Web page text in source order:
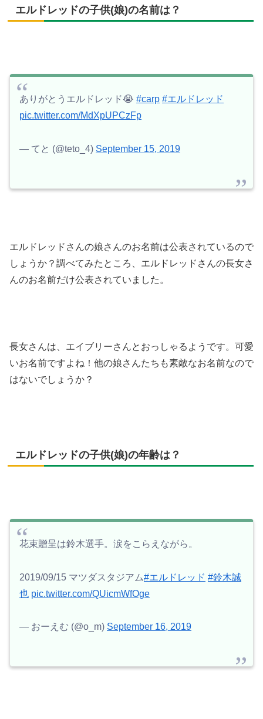
エルドレッドの子供(娘)の名前は？
ありがとうエルドレッド😭 #carp #エルドレッド
pic.twitter.com/MdXpUPCzFp
— てと (@teto_4) September 15, 2019
エルドレッドさんの娘さんのお名前は公表されているので
しょうか？調べてみたところ、エルドレッドさんの長女さ
んのお名前だけ公表されていました。
長女さんは、エイブリーさんとおっしゃるようです。可愛
いお名前ですよね！他の娘さんたちも素敵なお名前なので
はないでしょうか？
エルドレッドの子供(娘)の年齢は？
花束贈呈は鈴木選手。涙をこらえながら。
2019/09/15 マツダスタジアム#エルドレッド #鈴木誠
也 pic.twitter.com/QUicmWfOge
— おーえむ (@o_m) September 16, 2019